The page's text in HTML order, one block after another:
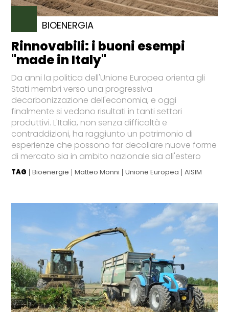
BIOENERGIA
Rinnovabili: i buoni esempi
"made in Italy"
Da anni la politica dell'Unione Europea orienta gli
Stati membri verso una progressiva
decarbonizzazione dell'economia, e oggi
finalmente si vedono risultati in tanti settori
produttivi. L'Italia, non senza difficoltà e
contraddizioni, ha raggiunto un patrimonio di
esperienze che possono far decollare nuove forme
di mercato sia in ambito nazionale sia all'estero
TAG Bioenergie Matteo Monni Unione Europea AISIM